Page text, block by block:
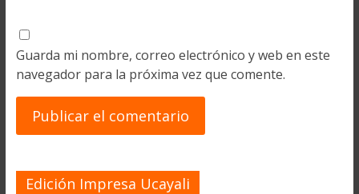
Guarda mi nombre, correo electrónico y web en este
navegador para la próxima vez que comente.
Edición Impresa Ucayali